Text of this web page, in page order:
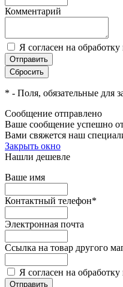
Комментарий
Я согласен на
* - Поля, обязательные для
Сообщение отправлено
Ваше сообщение успешно
Вами свяжется наш
Закрыть окно
Нашли дешевле
Ваше имя
Контактный телефон*
Электронная почта
Ссылка на товар другого
Я согласен на